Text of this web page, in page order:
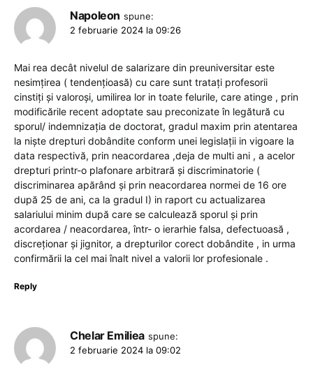
Napoleon spune:
2 februarie 2024 la 09:26
Mai rea decât nivelul de salarizare din preuniversitar este
nesimțirea ( tendențioasă) cu care sunt tratați profesorii
cinstiți și valoroși, umilirea lor in toate felurile, care atinge , prin
modificările recent adoptate sau preconizate în legătură cu
sporul/ indemnizația de doctorat, gradul maxim prin atentarea
la niște drepturi dobândite conform unei legislații in vigoare la
data respectivă, prin neacordarea ,deja de multi ani , a acelor
drepturi printr-o plafonare arbitrară și discriminatorie (
discriminarea apărând și prin neacordarea normei de 16 ore
după 25 de ani, ca la gradul I) in raport cu actualizarea
salariului minim după care se calculează sporul și prin
acordarea / neacordarea, într- o ierarhie falsa, defectuoasă ,
discreționar și jignitor, a drepturilor corect dobândite , in urma
confirmării la cel mai înalt nivel a valorii lor profesionale .
Reply
Chelar Emiliea spune:
2 februarie 2024 la 09:02